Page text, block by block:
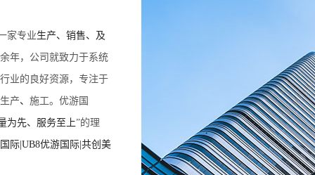
家专业生产、销售、及
年，公司就致力于系统
业的良好资源，专注于
生产、 施工。优游国
为先、服务至上”的理
际|UB8优游国际|共创美